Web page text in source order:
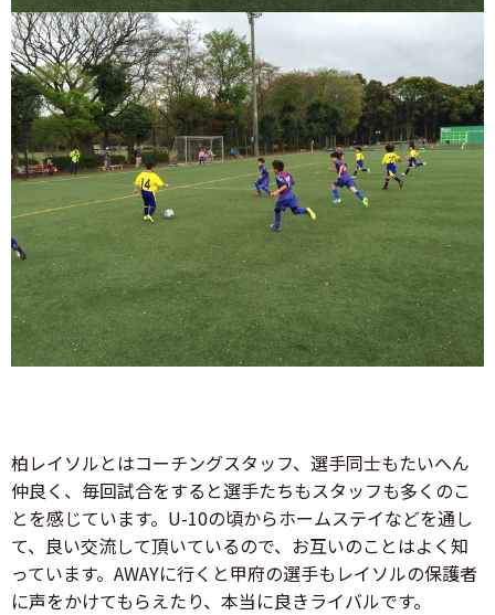
柏レイソルとはコーチングスタッフ、選手同士もたいへん
仲良く、毎回試合をすると選手たちもスタッフも多くのこ
とを感じています。U-10の頃からホームステイなどを通し
て、良い交流して頂いているので、お互いのことはよく知
っています。AWAYに行くと甲府の選手もレイソルの保護者
に声をかけてもらえたり、本当に良きライバルです。